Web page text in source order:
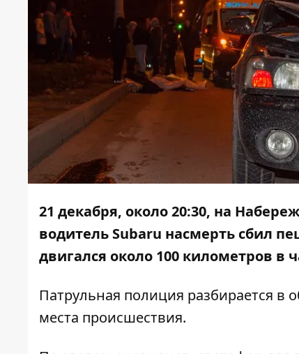
21 декабря, около 20:30, на
водитель Subaru насмерть сбил
двигался около 100 километров в
Патрульная полиция разбирается в
места происшествия.